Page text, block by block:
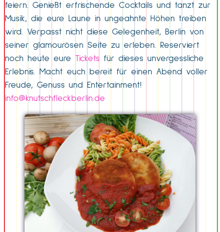
feiern. Genießt erfrischende Cocktails und tanzt zur
Musik, die eure Laune in ungeahnte Höhen treiben
wird. Verpasst nicht diese Gelegenheit, Berlin von
seiner glamourösen Seite zu erleben. Reserviert
noch heute eure Tickets für dieses unvergessliche
Erlebnis. Macht euch bereit für einen Abend voller
Freude, Genuss und Entertainment!
info@knutschfleckberlin.de